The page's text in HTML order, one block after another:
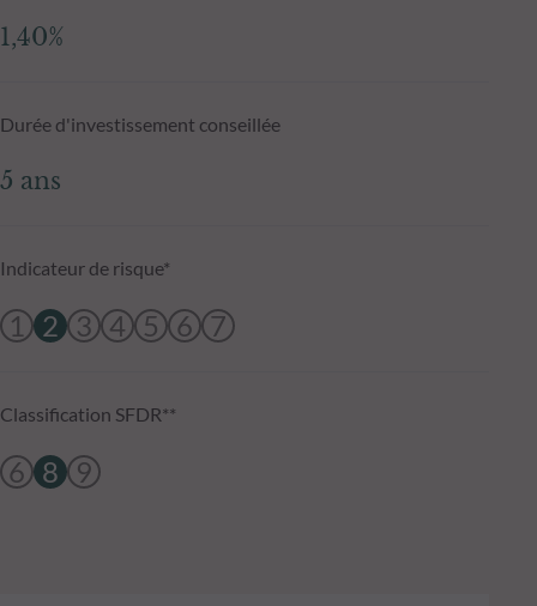
1,40%
Durée d'investissement conseillée
5 ans
Indicateur de risque*
1 2 3 4 5 6 7
Classification SFDR**
6 8 9